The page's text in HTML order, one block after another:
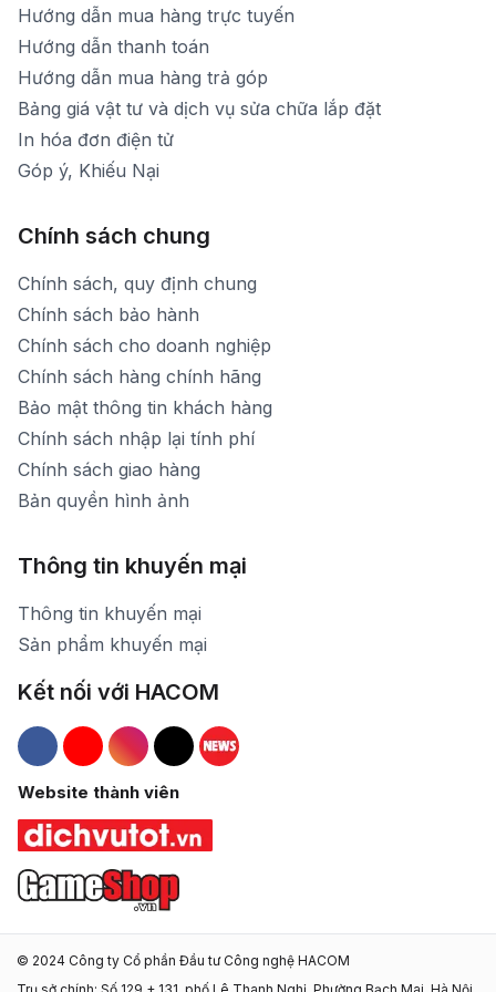
Hướng dẫn mua hàng trực tuyến
Hướng dẫn thanh toán
Hướng dẫn mua hàng trả góp
Bảng giá vật tư và dịch vụ sửa chữa lắp đặt
In hóa đơn điện tử
Góp ý, Khiếu Nại
Chính sách chung
Chính sách, quy định chung
Chính sách bảo hành
Chính sách cho doanh nghiệp
Chính sách hàng chính hãng
Bảo mật thông tin khách hàng
Chính sách nhập lại tính phí
Chính sách giao hàng
Bản quyền hình ảnh
Thông tin khuyến mại
Thông tin khuyến mại
Sản phẩm khuyến mại
Kết nối với HACOM
Hacom Facebook
Hacom YouTube
Hacom Instagram
Hacom TikTok
Website thành viên
© 2024 Công ty Cổ phần Đầu tư Công nghệ HACOM